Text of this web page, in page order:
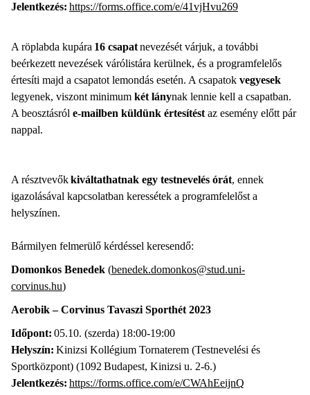
Jelentkezés: https://forms.office.com/e/41vjHvu269
A röplabda kupára 16 csapatnevezését várjuk, a további
beérkezett nevezések várólistára kerülnek, és a programfelelős
értesíti majd a csapatot lemondás esetén. A csapatok vegyesek
legyenek, viszont minimum két lánynak lennie kell a csapatban.
A beosztásról e-mailben küldünk értesítéstaz esemény előtt pár
nappal.
A résztvevőkkiváltathatnak egy testnevelés órát, ennek
igazolásával kapcsolatban keressétek a programfelelőst a
helyszínen.
Bármilyen felmerülő kérdéssel keresendő:
Domonkos Benedek (benedek.domonkos@stud.uni-
corvinus.hu)
Aerobik – Corvinus Tavaszi Sporthét 2023
Időpont: 05.10. (szerda) 18:00-19:00
Helyszín: Kinizsi Kollégium Tornaterem (Testnevelési és
Sportközpont) (1092 Budapest, Kinizsi u. 2-6.)
Jelentkezés: https://forms.office.com/e/CWAhEeijnQ